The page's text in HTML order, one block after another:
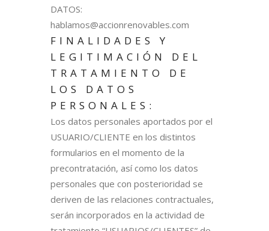
DATOS:
hablamos@accionrenovables.com
FINALIDADES Y
LEGITIMACIÓN DEL
TRATAMIENTO DE
LOS DATOS
PERSONALES:
Los datos personales aportados por el
USUARIO/CLIENTE en los distintos
formularios en el momento de la
precontratación, así como los datos
personales que con posterioridad se
deriven de las relaciones contractuales,
serán incorporados en la actividad de